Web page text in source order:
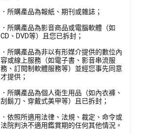
．所購產品為報紙、期刊或雜誌；
．所購產品為影音商品或電腦軟體（如
CD、DVD等）且您已拆封；
．所購產品為非以有形媒介提供的數位內
容或線上服務（如電子書、影音串流服
務、訂閱制軟體服務等）並經您事先同意
才提供；
．所購產品為個人衛生用品（如內衣褲、
刮鬍刀、穿戴式美甲等）且已拆封；
．依照所適用法律、法規、裁定、命令或
法院判決不適用鑑賞期的任何其他情況。